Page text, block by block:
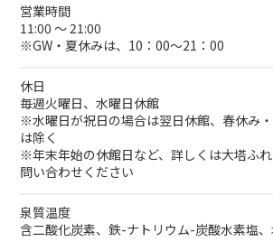
営業時間
11:00 ～ 21:00
※GW・夏休みは、10：00～21：00
休日
毎週火曜日、水曜日休館
※水曜日が祝日の場合は翌日休館、春休み
は除く
※年末年始の休館日など、詳しくは大塔ふ
問い合わせください
泉質温度
含二酸化炭素、鉄-ナトリウム-炭酸水素塩